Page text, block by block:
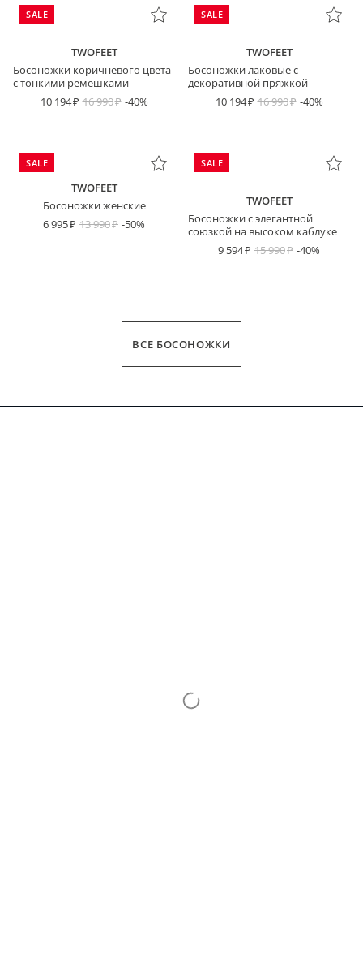
SALE
TWOFEET
Босоножки коричневого цвета
с тонкими ремешками
10 194
16 990 -40%
SALE
TWOFEET
Босоножки лаковые с
декоративной пряжкой
10 194
16 990 -40%
SALE
TWOFEET
Босоножки женские
6 995
13 990 -50%
SALE
TWOFEET
Босоножки с элегантной
союзкой на высоком каблуке
9 594
15 990 -40%
ВСЕ БОСОНОЖКИ